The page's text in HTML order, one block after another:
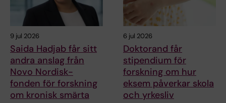
9 jul 2026
Saida Hadjab får sitt
andra anslag från
Novo Nordisk-
fonden för forskning
om kronisk smärta
6 jul 2026
Doktorand får
stipendium för
forskning om hur
eksem påverkar skola
och yrkesliv